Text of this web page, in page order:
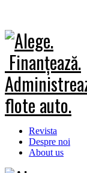
Revista
Despre noi
About us